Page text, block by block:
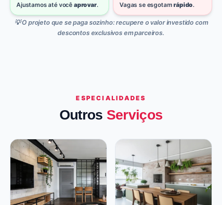
Ajustamos até você aprovar.
Vagas se esgotamrápido.
💡 O projeto que se paga sozinho: recupere o valor investido com
descontos exclusivos em parceiros.
ESPECIALIDADES
Outros Serviços